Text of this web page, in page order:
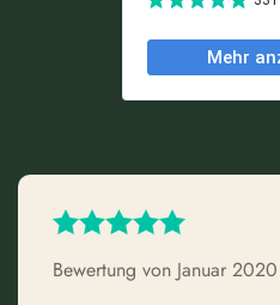
Bewertung von Januar 2020